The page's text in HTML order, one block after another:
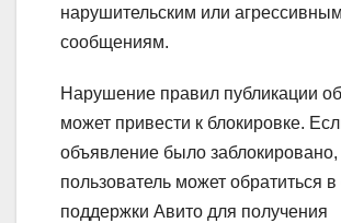
нарушительским или агрессивным
сообщениям.
Нарушение правил публикации
может привести к блокировке.
объявление было заблокировано,
пользователь может обратиться
поддержки Авито для получения